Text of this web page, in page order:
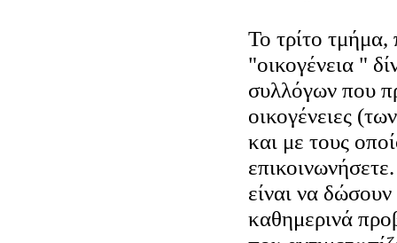
Το τρίτο τμήμα,
"οικογένεια "
συλλόγων που
οικογένειες
και με τους
είναι να
καθημερινά